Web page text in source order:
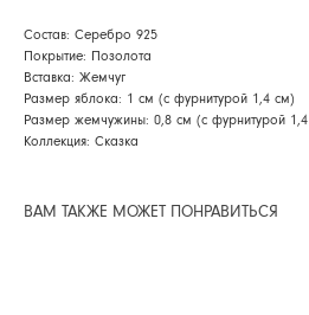
Состав: Серебро 925
Покрытие: Позолота
Вставка: Жемчуг
Размер яблока: 1 см (с фурнитурой 1,4 см)
Размер жемчужины: 0,8 см (с фурнитурой
Коллекция: Сказка
ВАМ ТАКЖЕ МОЖЕТ ПОНРАВИТЬСЯ